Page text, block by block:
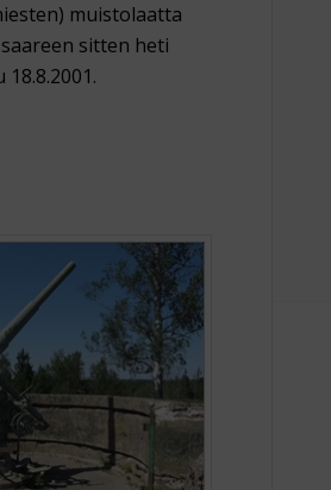
muistolaatta
sitten heti